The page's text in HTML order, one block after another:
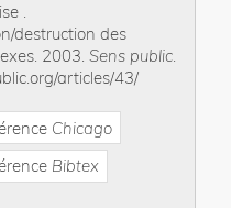
.
destruction des
. 2003. Sens public.
articles/43/
Chicago
Bibtex